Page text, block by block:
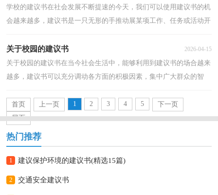
学校的建议书在社会发展不断提速的今天，我们可以使用建议书的机
会越来越多，建议书是一只无形的手推动展某项工作、任务或活动开
关于校园的建议书 2026-04-15
关于校园的建议书在当今社会生活中，能够利用到建议书的场合越来
越多，建议书可以充分调动各方面的积极因素，集中广大群众的智
首页
上一页 1 2 3 4 5
下一页
尾页
热门推荐
1 建议保护环境的建议书(精选15篇)
2 交通安全建议书